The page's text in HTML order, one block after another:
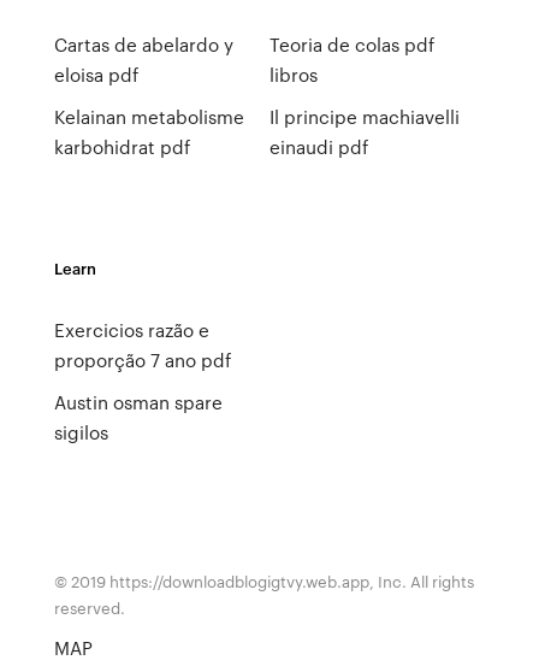
Cartas de abelardo y
eloisa pdf
Kelainan metabolisme
karbohidrat pdf
Teoria de colas pdf
libros
Il principe machiavelli
einaudi pdf
Learn
Exercicios razão e
proporção 7 ano pdf
Austin osman spare
sigilos
© 2019 https://downloadblogigtvy.web.app, Inc. All rights
reserved.
MAP